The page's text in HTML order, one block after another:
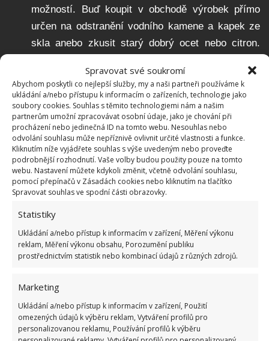
Spravovat své soukromí
Abychom poskytli co nejlepší služby, my a naši partneři používáme k
ukládání a/nebo přístupu k informacím o zařízeních, technologie jako
soubory cookies. Souhlas s těmito technologiemi nám a našim
partnerům umožní zpracovávat osobní údaje, jako je chování při
procházení nebo jedinečná ID na tomto webu. Nesouhlas nebo
odvolání souhlasu může nepříznivě ovlivnit určité vlastnosti a funkce.
Kliknutím níže vyjádřete souhlas s výše uvedeným nebo proveďte
podrobnější rozhodnutí. Vaše volby budou použity pouze na tomto
webu. Nastavení můžete kdykoli změnit, včetně odvolání souhlasu,
pomocí přepínačů v Zásadách cookies nebo kliknutím na tlačítko
Spravovat souhlas ve spodní části obrazovky.
Statistiky
Ukládání a/nebo přístup k informacím v zařízení, Měření výkonu
reklam, Měření výkonu obsahu, Porozumění publiku
prostřednictvím statistik nebo kombinací údajů z různých zdrojů.
Marketing
Ukládání a/nebo přístup k informacím v zařízení, Použití
omezených údajů k výběru reklam, Vytváření profilů pro
personalizovanou reklamu, Používání profilů k výběru
možností. Buď koupit v obchodě výrobek přímo
určen na odstranění vodního kamene a kapek ze
skla anebo zkusit starý dobrý ocet nebo citron.
Do rozprašovače dejte šťávu z několika citronu a
aplikujte na sklo. Případně místo citronu totéž
zkuste s octem. Jestliže se vám bude zdát, že to
u vás moc neúčinkuje, přidejte k citronu či octu
ještě jedlou sodu. Na slabé vrstvy můžete roztok
naředit vodou. Na silnější usazeniny smíchejte
působit a měkkým kartáčkem vydrhněte.
Ovšem pozor na chromové povrchy, těm kyseliny
nesvědčí.
Na závěr:Pokud se vám nepovede sklo dokonale
vyčistit, můžete hned postup ještě zopakovat, případně